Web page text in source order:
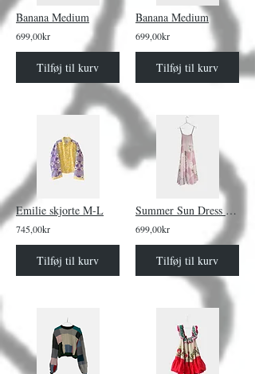
Banana Medium
699,00kr
Tilføj til kurv
Banana Medium
699,00kr
Tilføj til kurv
Emilie skjorte M-L
745,00kr
Tilføj til kurv
Summer Sun Dress Garden Picnic
699,00kr
Tilføj til kurv